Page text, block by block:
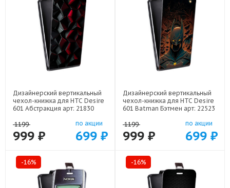
Дизайнерский вертикальный
чехол-книжка для HTC Desire
601 Абстракция арт: 21830
1199
999 ₽
по акции
699 ₽
Дизайнерский вертикальный
чехол-книжка для HTC Desire
601 Batman Бэтмен арт: 22523
1199
999 ₽
по акции
699 ₽
-16% -16%